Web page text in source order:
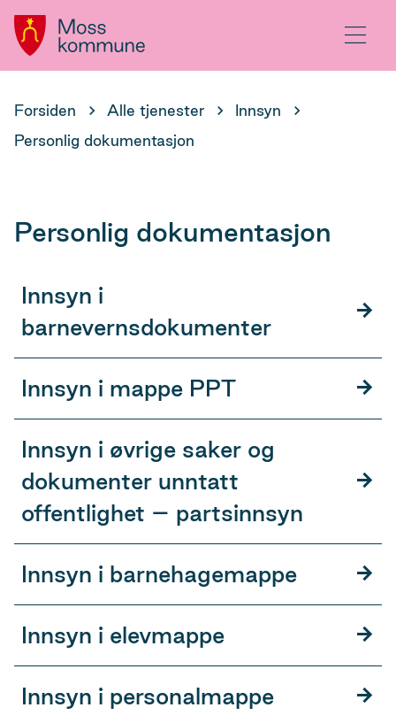
Hovedportal Meny
Du
her:
Forsiden Alle tjenester
Innsyn
Personlig dokumentasjon
Personlig dokumentasjon
Innsyn i
barnevernsdokumenter
Innsyn i mappe PPT
Innsyn i øvrige saker og
dokumenter unntatt
offentlighet – partsinnsyn
Innsyn i barnehagemappe
Innsyn i elevmappe
Innsyn i personalmappe